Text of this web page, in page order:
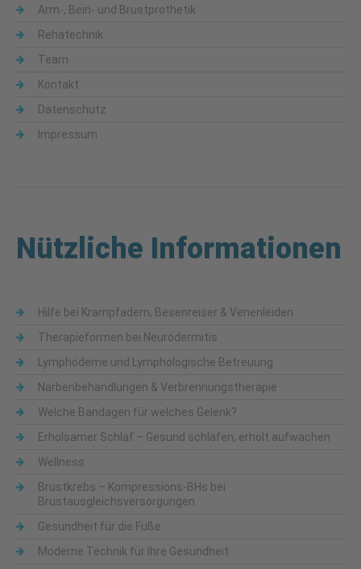
Arm-, Bein- und Brustprothetik
Rehatechnik
Team
Kontakt
Datenschutz
Impressum
Nützliche Informationen
Hilfe bei Krampfadern, Besenreiser & Venenleiden
Therapieformen bei Neurodermitis
Lymphödeme und Lymphologische Betreuung
Narbenbehandlungen & Verbrennungstherapie
Welche Bandagen für welches Gelenk?
Erholsamer Schlaf – Gesund schlafen, erholt aufwachen
Wellness
Brustkrebs – Kompressions-BHs bei
Brustausgleichsversorgungen
Gesundheit für die Füße
Moderne Technik für Ihre Gesundheit